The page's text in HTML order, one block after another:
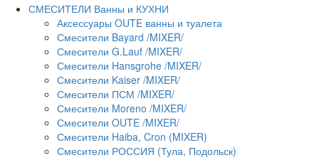
СМЕСИТЕЛИ Ванны и КУХНИ
Аксессуары OUTE ванны и туалета
Смесители Bayard /MIXER/
Смесители G.Lauf /MIXER/
Смесители Hansgrohe /MIXER/
Смесители Kaiser /MIXER/
Смесители ПСМ /MIXER/
Смесители Moreno /MIXER/
Смесители OUTE /MIXER/
Смесители Haiba, Cron (MIXER)
Смесители РОССИЯ (Тула, Подольск)